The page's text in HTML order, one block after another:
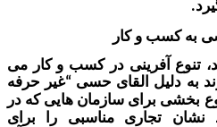
و کار
در کسب و کار می
القای حسی“غیر حرفه
برای سازمان هایی که در
مناسبی را برای